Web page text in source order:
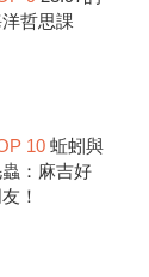
哲思課
10蚯蚓與
：麻吉好
！